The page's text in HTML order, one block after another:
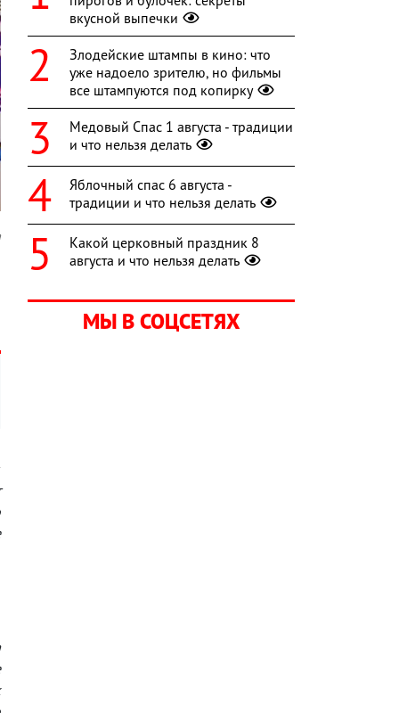
вкусной выпечки
Злодейские штампы в кино: что
уже надоело зрителю, но фильмы
все штампуются под копирку
Медовый Спас 1 августа - традиции
и что нельзя делать
Яблочный спас 6 августа -
традиции и что нельзя делать
Какой церковный праздник 8
августа и что нельзя делать
МЫ В СОЦСЕТЯХ